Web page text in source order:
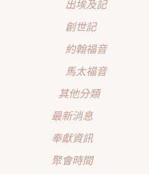
出埃及記
創世記
約翰福音
馬太福音
其他分類
最新消息
奉獻資訊
聚會時間